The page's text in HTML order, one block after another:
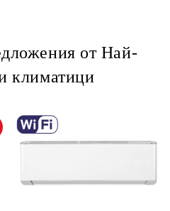
от Най-
климатици